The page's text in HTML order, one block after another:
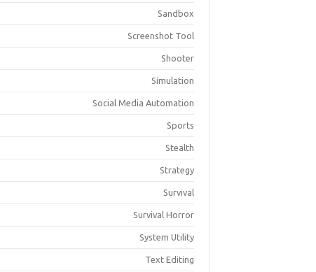
Sandbox
Screenshot Tool
Shooter
Simulation
Social Media Automation
Sports
Stealth
Strategy
Survival
Survival Horror
System Utility
Text Editing